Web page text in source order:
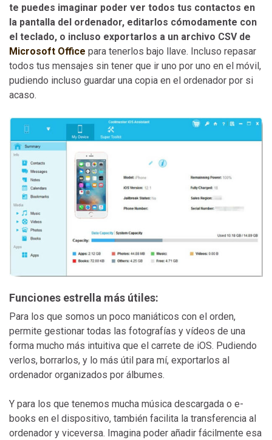
te puedes imaginar poder ver todos tus contactos en
la pantalla del ordenador, editarlos cómodamente con
el teclado, o incluso exportarlos a un archivo CSV de
Microsoft Office para tenerlos bajo llave. Incluso repasar
todos tus mensajes sin tener que ir uno por uno en el móvil,
pudiendo incluso guardar una copia en el ordenador por si
acaso.
Funciones estrella más útiles:
Para los que somos un poco maniáticos con el orden,
permite gestionar todas las fotografías y vídeos de una
forma mucho más intuitiva que el carrete de iOS. Pudiendo
verlos, borrarlos, y lo más útil para mí, exportarlos al
ordenador organizados por álbumes.
Y para los que tenemos mucha música descargada o e-
books en el dispositivo, también facilita la transferencia al
ordenador y viceversa. Imagina poder añadir fácilmente esa